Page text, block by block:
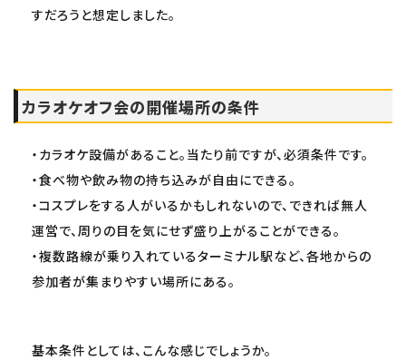
すだろうと想定しました。
カラオケオフ会の開催場所の条件
・カラオケ設備があること。当たり前ですが、必須条件です。
・食べ物や飲み物の持ち込みが自由にできる。
・コスプレをする人がいるかもしれないので、できれば無人
運営で、周りの目を気にせず盛り上がることができる。
・複数路線が乗り入れているターミナル駅など、各地からの
参加者が集まりやすい場所にある。
基本条件としては、こんな感じでしょうか。